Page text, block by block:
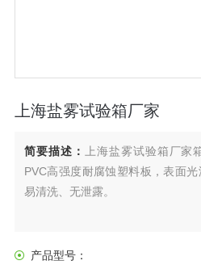
上海盐雾试验箱厂家
简要描述：
上海盐雾试验箱厂家
PVC高强度耐腐蚀塑料板，表面光
易清洗、无泄露。
产品型号：